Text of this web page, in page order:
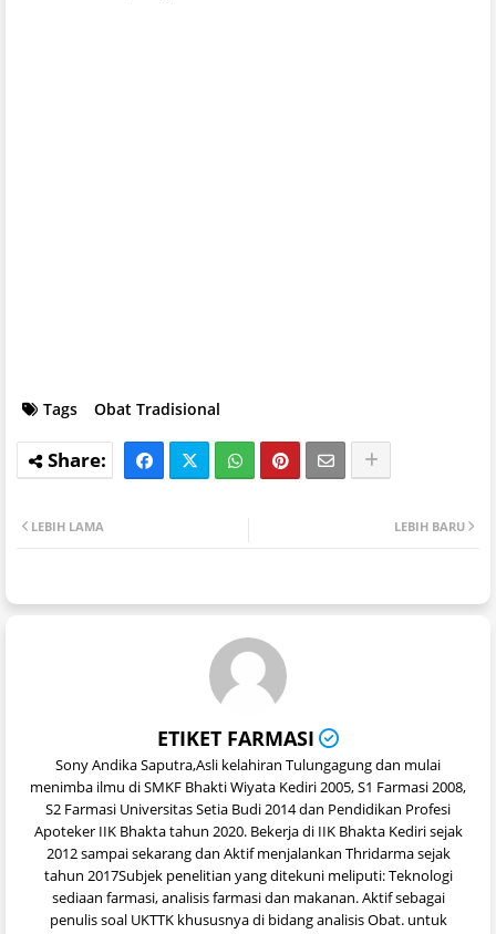
Tags Obat Tradisional
LEBIH BARU
LEBIH LAMA
ETIKET FARMASI
Sony Andika Saputra,Asli kelahiran Tulungagung dan mulai
menimba ilmu di SMKF Bhakti Wiyata Kediri 2005, S1 Farmasi 2008,
S2 Farmasi Universitas Setia Budi 2014 dan Pendidikan Profesi
Apoteker IIK Bhakta tahun 2020. Bekerja di IIK Bhakta Kediri sejak
2012 sampai sekarang dan Aktif menjalankan Thridarma sejak
tahun 2017Subjek penelitian yang ditekuni meliputi: Teknologi
sediaan farmasi, analisis farmasi dan makanan. Aktif sebagai
penulis soal UKTTK khususnya di bidang analisis Obat. untuk